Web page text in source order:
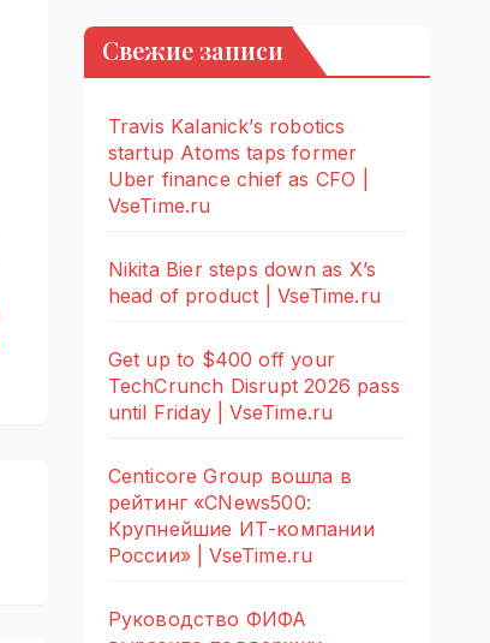
Свежие записи
Travis Kalanick’s robotics
startup Atoms taps former
Uber finance chief as CFO |
VseTime.ru
Nikita Bier steps down as X’s
head of product | VseTime.ru
Get up to $400 off your
TechCrunch Disrupt 2026 pass
until Friday | VseTime.ru
Centicore Group вошла в
рейтинг «CNews500:
Крупнейшие ИТ-компании
России» | VseTime.ru
Руководство ФИФА